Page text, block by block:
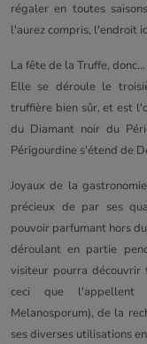
régaler en toutes
l'aurez compris, l'endroit
La fête de la Truffe, donc...
Elle se déroule le
truffière bien sûr, et est
du Diamant noir du
Périgourdine s'étend de
Joyaux de la
précieux de par ses
pouvoir parfumant hors
déroulant en partie
visiteur pourra découvrir
ceci que l'appellent
Melanosporum), de la
ses diverses utilisations